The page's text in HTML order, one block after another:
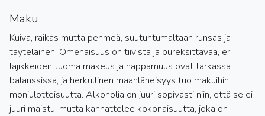
Maku
Kuiva, raikas mutta pehmeä, suutuntumaltaan runsas ja
täyteläinen. Omenaisuus on tiivistä ja pureksittavaa, eri
lajikkeiden tuoma makeus ja happamuus ovat tarkassa
balanssissa, ja herkullinen maanläheisyys tuo makuihin
moniulotteisuutta. Alkoholia on juuri sopivasti niin, että se ei
juuri maistu, mutta kannattelee kokonaisuutta, joka on